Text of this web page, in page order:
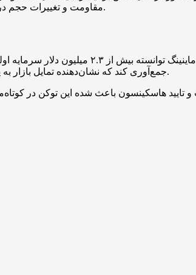
مقاومت و تغییرات حجم در زنجیره توجه کنند، در حالی که سرمایه‌گذاران بلندمدت باید به پذیرش اکوسیستم کاردانو و نقشه راه پروژه نایت دقت نمایند.
جمع‌آوری کند که نشان‌دهنده تمایل بازار به پروژه‌های مرحله‌اول است. با این حال، چنین پروژه‌هایی ریسک‌های مخصوص به خود را دارند و نیازمند بررسی دقیق‌تر هستند.
و تایید هاسکینسون باعث شده این توکن در